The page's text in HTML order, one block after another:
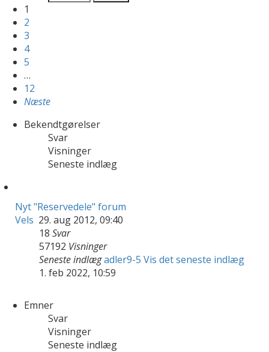
1
2
3
4
5
…
12
Næste
Bekendtgørelser
Svar
Visninger
Seneste indlæg
Nyt "Reservedele" forum
Vels 29. aug 2012, 09:40
18 Svar
57192 Visninger
Seneste indlægadler9-5 Vis det seneste indlæg
1. feb 2022, 10:59
Emner
Svar
Visninger
Seneste indlæg